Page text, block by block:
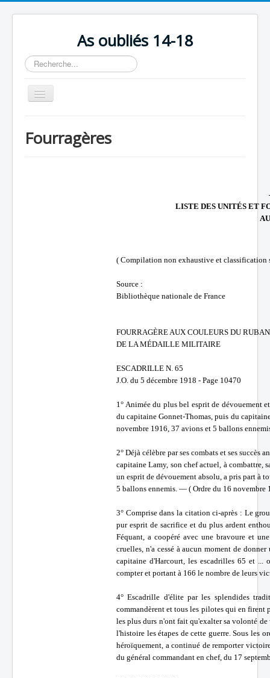
As oubliés 14-18
Rechercher
Basculer
la
Chronologie
Fourragères
LISTE DES UNITÉS ET
( Compilation non exhaustive et classification
Source :
Bibliothèque nationale de France
FOURRAGÈRE AUX COULEURS DU RUBAN
DE LA MÉDAILLE MILITAIRE
ESCADRILLE N. 65
J.O. du 5 décembre 1918 - Page 10470
1° Animée du plus bel esprit de dévouement
du capitaine Gonnet-Thomas, puis du
novembre 1916, 37 avions et 5 ballons
2° Déjà célèbre par ses combats et ses succès
capitaine Lamy, son chef actuel, à combattre,
un esprit de dévouement absolu, a pris part à
5 ballons ennemis. — ( Ordre du 16 novembre
3° Comprise dans la citation ci-après : Le
pur esprit de sacrifice et du plus ardent
Féquant, a coopéré avec une bravoure et
cruelles, n'a cessé à aucun moment de
capitaine d'Harcourt, les escadrilles 65 et ...
compter et portant à 166 le nombre de leurs
4° Escadrille d'élite par les splendides
commandèrent et tous les pilotes qui en firent
les plus durs n'ont fait qu'exalter sa volonté
l'histoire les étapes de cette guerre. Sous les
héroïquement, a continué de remporter
du général commandant en chef, du 17